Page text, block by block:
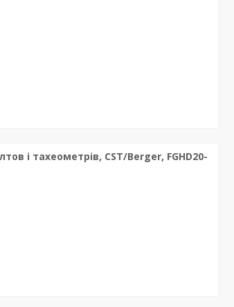
і тахеометрів, CST/Berger, FGHD20-